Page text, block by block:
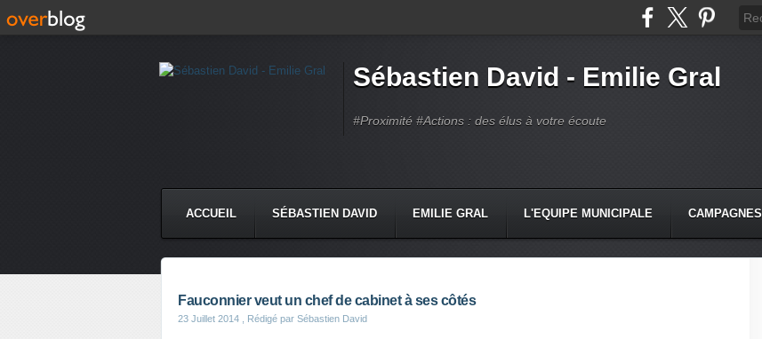
Sébastien David - Emilie Gral
#Proximité #Actions : des élus à votre écoute
ACCUEIL SÉBASTIEN DAVID EMILIE GRAL L'EQUIPE MUNICIPALE CAMPAGNES
Fauconnier veut un chef de cabinet à ses côtés
23 Juillet 2014 , Rédigé par Sébastien David